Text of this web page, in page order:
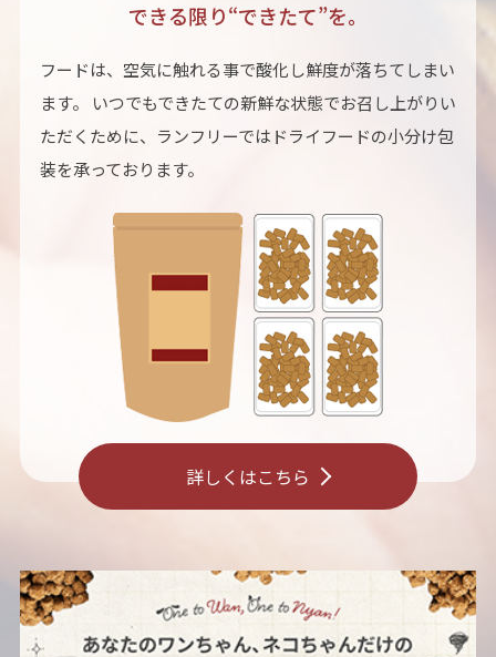
できる限り“できたて”を。
フードは、空気に触れる事で酸化し鮮度が落ちてしまい
ます。 いつでもできたての新鮮な状態でお召し上がりい
ただくために、ランフリーではドライフードの小分け包
装を承っております。
詳しくはこちら